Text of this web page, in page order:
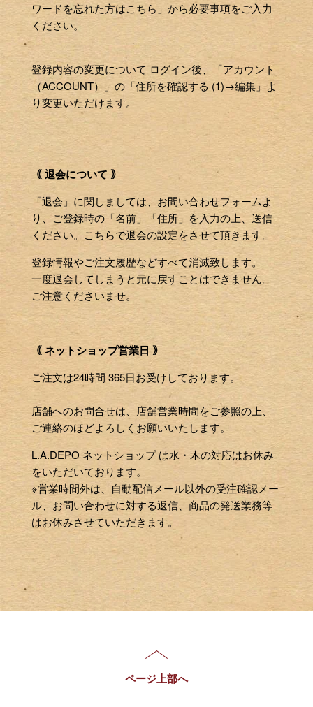
ワードを忘れた方はこちら」から必要事項をご入力
ください。
登録内容の変更について ログイン後、「アカウント
（ACCOUNT）」の「住所を確認する (1)→編集」よ
り変更いただけます。
｟ 退会について ｠
「退会」に関しましては、お問い合わせフォームよ
り、ご登録時の「名前」「住所」を入力の上、送信
ください。こちらで退会の設定をさせて頂きます。
登録情報やご注文履歴などすべて消滅致します。
一度退会してしまうと元に戻すことはできません。
ご注意くださいませ。
｟ ネットショップ営業日 ｠
ご注文は24時間 365日お受けしております。
店舗へのお問合せは、店舗営業時間をご参照の上、
ご連絡のほどよろしくお願いいたします。
L.A.DEPO ネットショップ は水・木の対応はお休み
をいただいております。
※営業時間外は、自動配信メール以外の受注確認メー
ル、お問い合わせに対する返信、商品の発送業務等
はお休みさせていただきます。
ページ上部へ